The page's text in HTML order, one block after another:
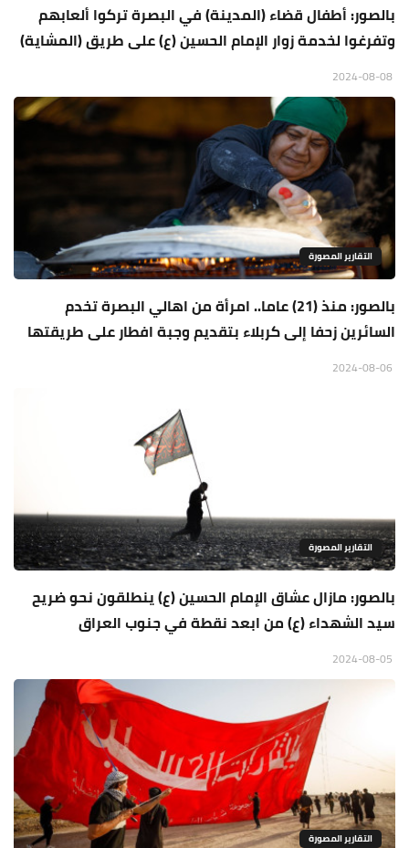
بالصور: أطفال قضاء (المدينة) في البصرة تركوا ألعابهم
وتفرغوا لخدمة زوار الإمام الحسين (ع) على طريق (المشاية)
التقارير المصورة
بالصور: منذ (21) عاما.. امرأة من اهالي البصرة تخدم
السائرين زحفا إلى كربلاء بتقديم وجبة افطار على طريقتها
التقارير المصورة
بالصور: مازال عشاق الإمام الحسين (ع) ينطلقون نحو ضريح
سيد الشهداء (ع) من ابعد نقطة في جنوب العراق
التقارير المصورة